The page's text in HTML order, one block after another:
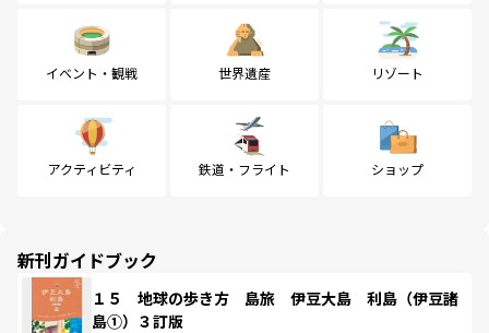
イベント・観戦 世界遺産 リゾート
アクティビティ 鉄道・フライト ショップ
新刊ガイドブック
１５ 地球の歩き方 島旅 伊豆大島 利島（伊豆諸
島①）３訂版